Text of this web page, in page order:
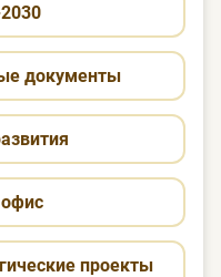
документы
проекты